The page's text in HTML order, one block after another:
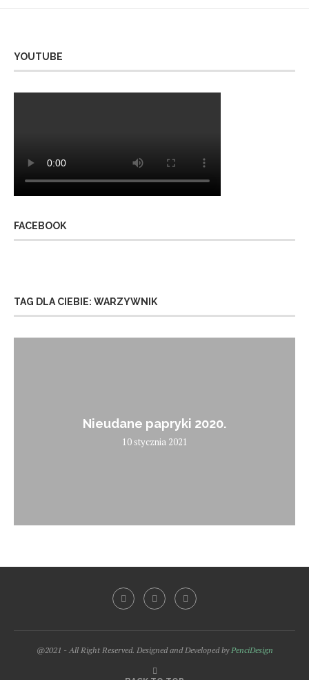
YOUTUBE
FACEBOOK
TAG DLA CIEBIE: WARZYWNIK
Nieudane papryki 2020.
10 stycznia 2021
@2021 - All Right Reserved. Designed and Developed byPenciDesign